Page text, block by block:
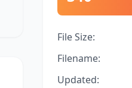
File Size:
Filename:
Updated: